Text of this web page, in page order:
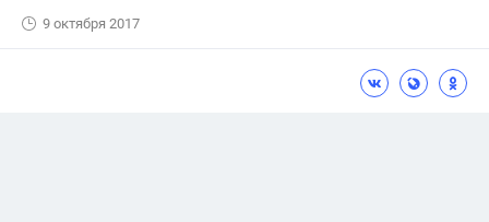
9 октября 2017